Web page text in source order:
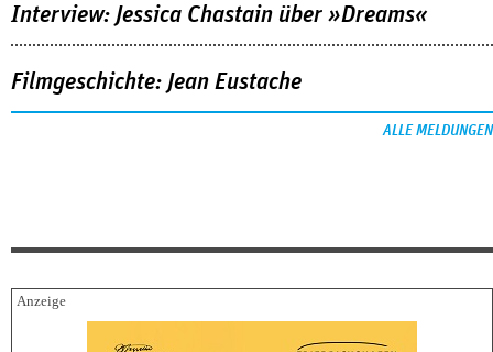
Interview: Jessica Chastain über »Dreams«
Filmgeschichte: Jean Eustache
ALLE MELDUNGEN